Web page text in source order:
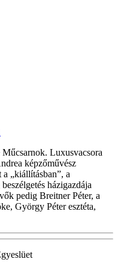
Luxusvacsora
képzőművész
„kiállításban”, a
házigazdája
pedig Breitner Péter, a
György Péter esztéta,